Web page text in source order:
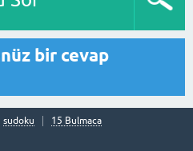
bir cevap
sudoku
15 Bulmaca